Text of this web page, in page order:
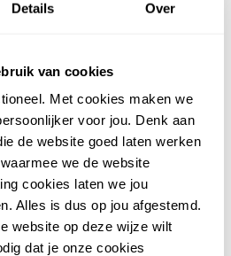
Details Over
van cookies
Met cookies maken we
voor jou. Denk aan
de website goed laten werken
we de website
cookies laten we jou
Alles is dus op jou afgestemd.
website op deze wijze wilt
dat je onze cookies